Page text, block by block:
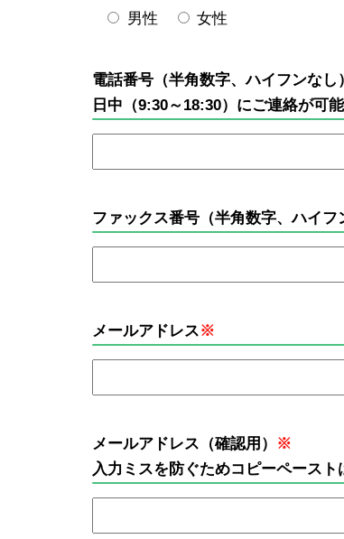
男性 女性
電話番号（半角数字、ハイフンなし）
日中（9:30～18:30）にご連絡が可
ファックス番号（半角数字、ハイフ
メールアドレス※
メールアドレス（確認用）
※
入力ミスを防ぐためコピーペースト